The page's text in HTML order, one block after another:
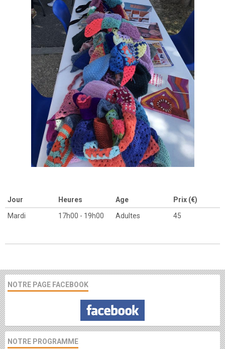
Jour Heures Age
Prix (€)
Mardi
17h00 - 19h00 Adultes 45
NOTRE PAGE FACEBOOK
NOTRE PROGRAMME